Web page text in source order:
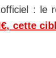
: le
cette